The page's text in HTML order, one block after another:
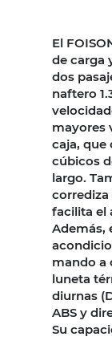
El
de carga
dos
naftero
mayores
caja, que
cúbicos
largo.
facilita el
Además,
mando a
luneta
diurnas
ABS y
Su